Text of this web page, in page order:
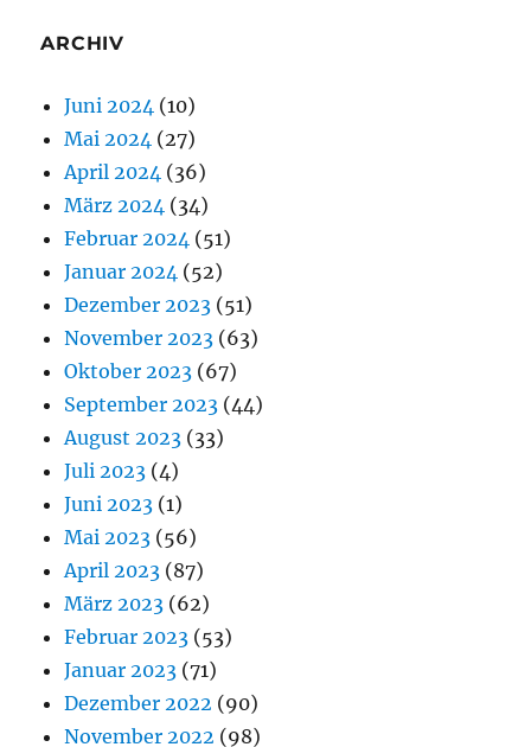
ARCHIV
Juni 2024 (10)
Mai 2024 (27)
April 2024 (36)
März 2024 (34)
Februar 2024 (51)
Januar 2024 (52)
Dezember 2023 (51)
November 2023 (63)
Oktober 2023 (67)
September 2023 (44)
August 2023 (33)
Juli 2023 (4)
Juni 2023 (1)
Mai 2023 (56)
April 2023 (87)
März 2023 (62)
Februar 2023 (53)
Januar 2023 (71)
Dezember 2022 (90)
November 2022 (98)